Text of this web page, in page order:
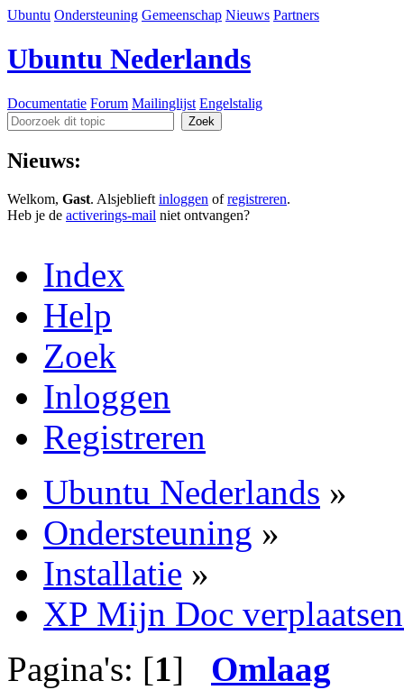
Ubuntu Ondersteuning Gemeenschap Nieuws Partners
Ubuntu Nederlands
Documentatie Forum Mailinglijst Engelstalig
Nieuws:
Welkom, Gast. Alsjeblieft inloggen ofregistreren.
Heb je de activerings-mail niet ontvangen?
Index
Help
Zoek
Inloggen
Registreren
Ubuntu Nederlands »
Ondersteuning »
Installatie »
XP Mijn Doc
Pagina's: [1] Omlaag